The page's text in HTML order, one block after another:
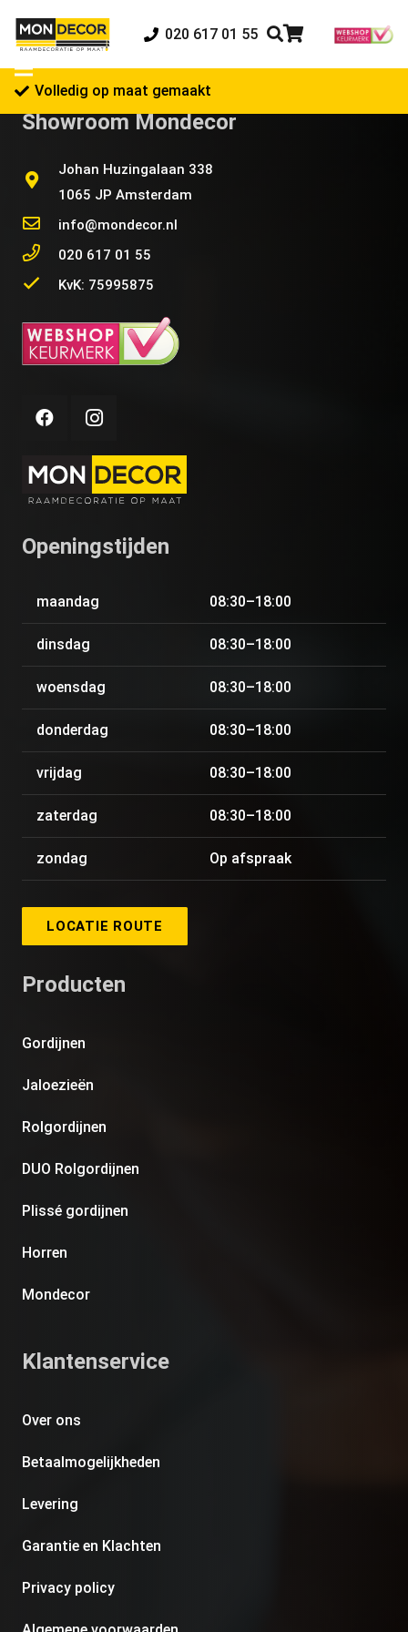
020 617 01 55
Volledig op maat gemaakt
Showroom Mondecor
Johan Huzingalaan 338
1065 JP Amsterdam
info@mondecor.nl
020 617 01 55
KvK: 75995875
Openingstijden
maandag 08:30–18:00
dinsdag 08:30–18:00
woensdag 08:30–18:00
donderdag 08:30–18:00
vrijdag 08:30–18:00
zaterdag 08:30–18:00
zondag Op afspraak
LOCATIE ROUTE
Producten
Gordijnen
Jaloezieën
Rolgordijnen
DUO Rolgordijnen
Plissé gordijnen
Horren
Mondecor
Klantenservice
Over ons
Betaalmogelijkheden
Levering
Garantie en Klachten
Privacy policy